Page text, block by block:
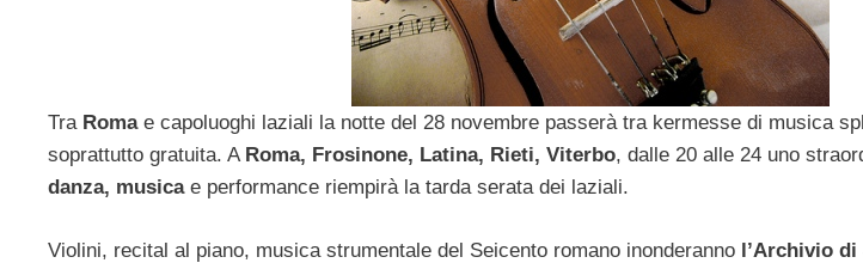
Tra Romae capoluoghi laziali la notte del 28 novembre passerà tra kermesse di musica
soprattutto gratuita. A Roma, Frosinone, Latina, Rieti, Viterbo, dalle 20 alle 24 uno
danza, musicae performance riempirà la tarda serata dei laziali.
Violini, recital al piano, musica strumentale del Seicento romano inonderanno l’Archivio di